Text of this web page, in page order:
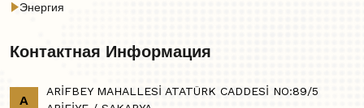
Энергия
Контактная Информация
A
ARİFBEY MAHALLESİ ATATÜRK CADDESİ NO:89/5